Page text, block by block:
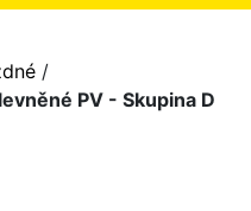
/
PV - Skupina D